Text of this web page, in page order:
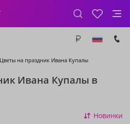
Цветы на праздник Ивана Купалы
Ивана Купалы в
Новинки